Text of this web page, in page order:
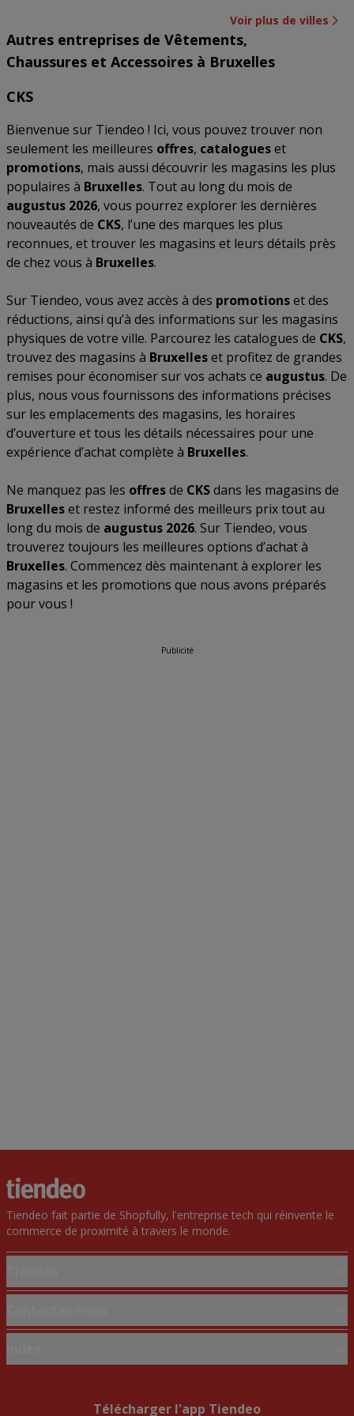
Voir plus de villes
Autres entreprises de Vêtements,
Chaussures et Accessoires à Bruxelles
CKS
Bienvenue sur Tiendeo ! Ici, vous pouvez trouver non
seulement les meilleures offres, catalogueset
promotions, mais aussi découvrir les magasins les plus
populaires à Bruxelles. Tout au long du mois de
augustus 2026, vous pourrez explorer les dernières
nouveautés de CKS, l’une des marques les plus
reconnues, et trouver les magasins et leurs détails près
de chez vous à Bruxelles.
Sur Tiendeo, vous avez accès à des promotionset des
réductions, ainsi qu’à des informations sur les magasins
physiques de votre ville. Parcourez les catalogues de CKS,
trouvez des magasins à Bruxelleset profitez de grandes
remises pour économiser sur vos achats ce augustus. De
plus, nous vous fournissons des informations précises
sur les emplacements des magasins, les horaires
d’ouverture et tous les détails nécessaires pour une
expérience d’achat complète à Bruxelles.
Ne manquez pas les offresde CKSdans les magasins de
Bruxelleset restez informé des meilleurs prix tout au
long du mois de augustus 2026. Sur Tiendeo, vous
trouverez toujours les meilleures options d’achat à
Bruxelles. Commencez dès maintenant à explorer les
magasins et les promotions que nous avons préparés
pour vous !
Publicité
Tiendeo fait partie de Shopfully, l'entreprise tech qui réinvente le
commerce de proximité à travers le monde.
Solutions professionnelles
Magasin mal situé sur la carte
Télécharger l'app Tiendeo